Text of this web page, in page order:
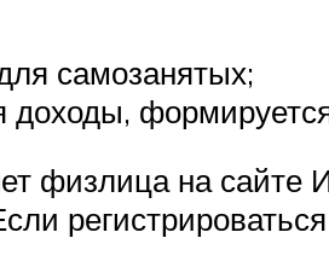
самозанятых;
физлица на